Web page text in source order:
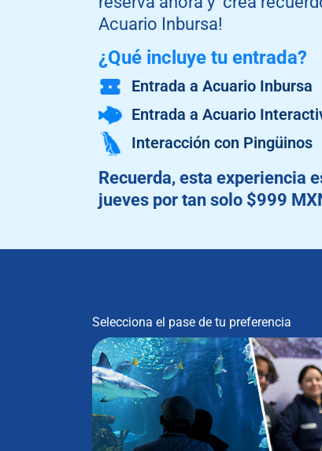
Acuario Inbursa!
¿Qué incluye tu entrada?
Entrada a Acuario Inbursa
Entrada a Acuario
Interacción con Pingüinos
Recuerda, esta experiencia
jueves por tan solo $999
Selecciona el pase de tu preferencia